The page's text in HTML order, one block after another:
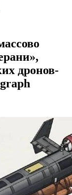
дронов-